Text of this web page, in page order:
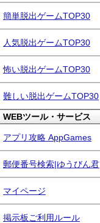
簡単脱出ゲームTOP30
人気脱出ゲームTOP30
怖い脱出ゲームTOP30
難しい脱出ゲームTOP30
WEBツール・サービス
アプリ攻略 AppGames
郵便番号検索|ゆうびん君
マイページ
掲示板ご利用ルール